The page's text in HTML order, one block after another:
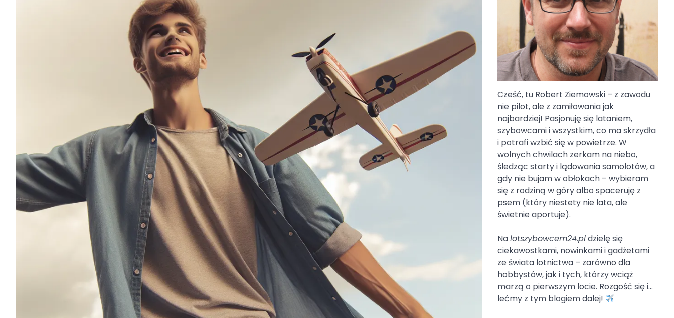
Cześć, tu Robert Ziemowski – z zawodu
nie pilot, ale z zamiłowania jak
najbardziej! Pasjonuję się lataniem,
szybowcami i wszystkim, co ma skrzydła
i potrafi wzbić się w powietrze. W
wolnych chwilach zerkam na niebo,
śledząc starty i lądowania samolotów, a
gdy nie bujam w obłokach – wybieram
się z rodziną w góry albo spaceruję z
psem (który niestety nie lata, ale
świetnie aportuje).
Nalotszybowcem24.pldzielę się
ciekawostkami, nowinkami i gadżetami
ze świata lotnictwa – zarówno dla
hobbystów, jak i tych, którzy wciąż
marzą o pierwszym locie. Rozgość się i…
lećmy z tym blogiem dalej!